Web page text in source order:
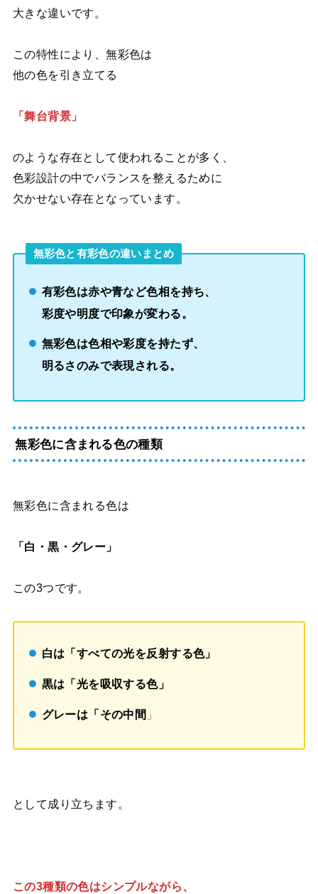
大きな違いです。
この特性により、無彩色は
他の色を引き立てる
「舞台背景」
のような存在として使われることが多く、
色彩設計の中でバランスを整えるために
欠かせない存在となっています。
無彩色と有彩色の違いまとめ
有彩色は赤や青など色相を持ち、
彩度や明度で印象が変わる。
無彩色は色相や彩度を持たず、
明るさのみで表現される。
無彩色に含まれる色の種類
無彩色に含まれる色は
「白・黒・グレー」
この3つです。
白は「すべての光を反射する色」
黒は「光を吸収する色」
グレーは「その中間 」
として成り立ちます。
この3種類の色はシンプルながら、